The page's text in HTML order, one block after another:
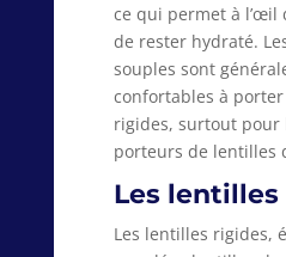
ce qui permet à l’œil
de rester hydraté.
souples sont
confortables à
rigides, surtout pour
porteurs de lentilles
Les
Les lentilles rigides,